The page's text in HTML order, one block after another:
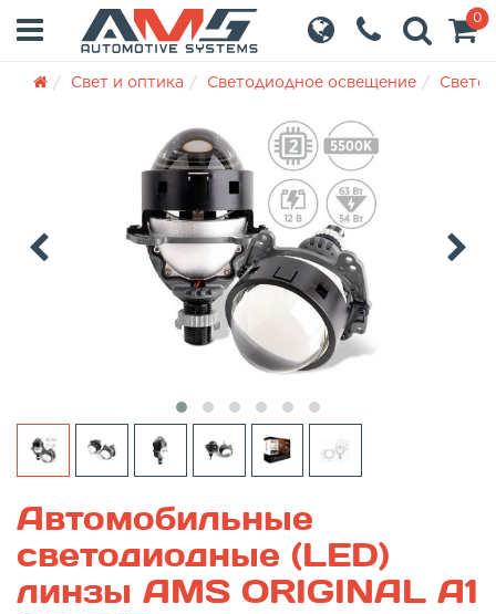
0
Свет и оптика Светодиодное освещение
Автомобильные
светодиодные (LED)
линзы AMS ORIGINAL A1